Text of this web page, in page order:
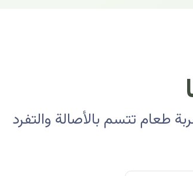
تتسم بالأصالة والتفرد